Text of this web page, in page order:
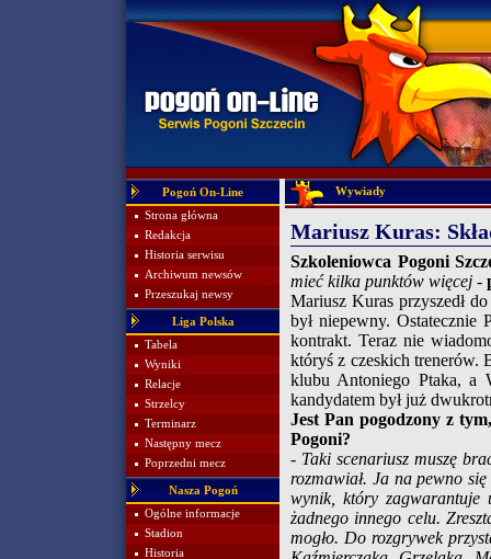
Pogoń On-Line
Strona główna
Redakcja
Historia serwisu
Archiwum newsów
Przeszukaj newsy
Liga Polska
Tabela
Wyniki
Relacje
Strzelcy
Terminarz
Następny mecz
Poprzedni mecz
Nasza Pogoń
Ogólne informacje
Stadion
Historia
Wywiady
Mariusz Kuras:
Szkoleniowca Pogoni
mieć kilka punktów więcej -
Mariusz Kuras przyszedł
był niepewny. Ostatecznie
kontrakt. Teraz nie
któryś z czeskich trenerów.
klubu Antoniego Ptaka, a
kandydatem był już
Jest Pan pogodzony z
Pogoni?
- Taki scenariusz muszę
rozmawiał. Ja na pewno
wynik, który zagwarantuje
żadnego innego celu.
mogło. Do rozgrywek